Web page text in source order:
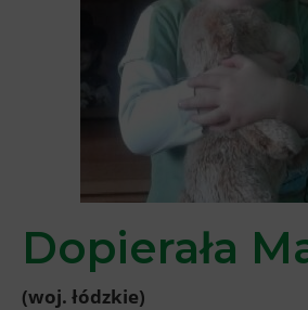
Dopierała
(woj. łódzkie)